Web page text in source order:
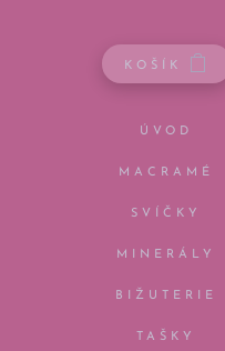
KOŠÍK
ÚVOD
MACRAMÉ
SVÍČKY
MINERÁLY
BIŽUTERIE
TAŠKY